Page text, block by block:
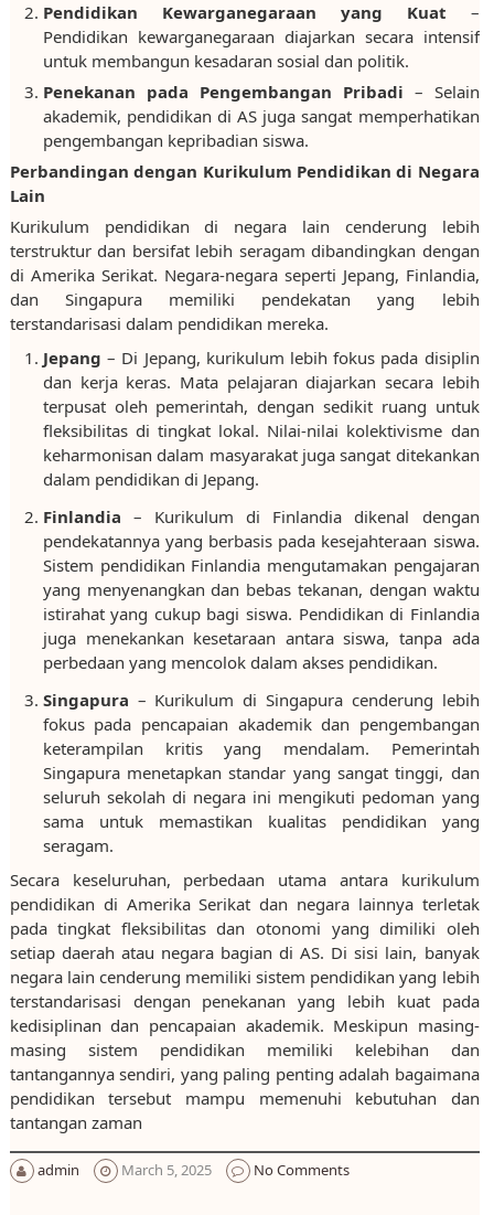
Pendidikan Kewarganegaraan yang Kuat –
Pendidikan kewarganegaraan diajarkan secara intensif
untuk membangun kesadaran sosial dan politik.
Penekanan pada Pengembangan Pribadi – Selain
akademik, pendidikan di AS juga sangat memperhatikan
pengembangan kepribadian siswa.
Perbandingan dengan Kurikulum Pendidikan di Negara
Lain
Kurikulum pendidikan di negara lain cenderung lebih
terstruktur dan bersifat lebih seragam dibandingkan dengan
di Amerika Serikat. Negara-negara seperti Jepang, Finlandia,
dan Singapura memiliki pendekatan yang lebih
terstandarisasi dalam pendidikan mereka.
Jepang – Di Jepang, kurikulum lebih fokus pada disiplin
dan kerja keras. Mata pelajaran diajarkan secara lebih
terpusat oleh pemerintah, dengan sedikit ruang untuk
fleksibilitas di tingkat lokal. Nilai-nilai kolektivisme dan
keharmonisan dalam masyarakat juga sangat ditekankan
dalam pendidikan di Jepang.
Finlandia – Kurikulum di Finlandia dikenal dengan
pendekatannya yang berbasis pada kesejahteraan siswa.
Sistem pendidikan Finlandia mengutamakan pengajaran
yang menyenangkan dan bebas tekanan, dengan waktu
istirahat yang cukup bagi siswa. Pendidikan di Finlandia
juga menekankan kesetaraan antara siswa, tanpa ada
perbedaan yang mencolok dalam akses pendidikan.
Singapura – Kurikulum di Singapura cenderung lebih
fokus pada pencapaian akademik dan pengembangan
keterampilan kritis yang mendalam. Pemerintah
Singapura menetapkan standar yang sangat tinggi, dan
seluruh sekolah di negara ini mengikuti pedoman yang
sama untuk memastikan kualitas pendidikan yang
seragam.
Secara keseluruhan, perbedaan utama antara kurikulum
pendidikan di Amerika Serikat dan negara lainnya terletak
pada tingkat fleksibilitas dan otonomi yang dimiliki oleh
setiap daerah atau negara bagian di AS. Di sisi lain, banyak
negara lain cenderung memiliki sistem pendidikan yang lebih
terstandarisasi dengan penekanan yang lebih kuat pada
kedisiplinan dan pencapaian akademik. Meskipun masing-
masing sistem pendidikan memiliki kelebihan dan
tantangannya sendiri, yang paling penting adalah bagaimana
pendidikan tersebut mampu memenuhi kebutuhan dan
tantangan zaman
admin March 5, 2025 No Comments